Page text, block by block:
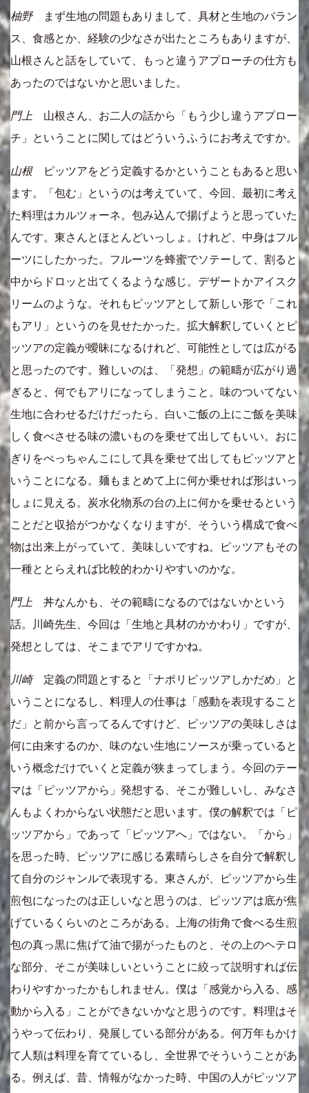
柚野まず生地の問題もありまして、具材と生地のバラン
ス、食感とか、経験の少なさが出たところもありますが、
山根さんと話をしていて、もっと違うアプローチの仕方も
あったのではないかと思いました。
門上 山根さん、お二人の話から「もう少し違うアプロー
チ」ということに関してはどういうふうにお考えですか。
山根ピッツアをどう定義するかということもあると思い
ます。「包む」というのは考えていて、今回、最初に考え
た料理はカルツォーネ。包み込んで揚げようと思っていた
んです。東さんとほとんどいっしょ。けれど、中身はフル
ーツにしたかった。フルーツを蜂蜜でソテーして、割ると
中からドロッと出てくるような感じ。デザートかアイスク
リームのような。それもピッツアとして新しい形で「これ
もアリ」というのを見せたかった。拡大解釈していくとピ
ッツアの定義が曖昧になるけれど、可能性としては広がる
と思ったのです。難しいのは、「発想」の範疇が広がり過
ぎると、何でもアリになってしまうこと。味のついてない
生地に合わせるだけだったら、白いご飯の上にご飯を美味
しく食べさせる味の濃いものを乗せて出してもいい。おに
ぎりをぺっちゃんこにして具を乗せて出してもピッツアと
いうことになる。麺もまとめて上に何か乗せれば形はいっ
しょに見える。炭水化物系の台の上に何かを乗せるという
ことだと収拾がつかなくなりますが、そういう構成で食べ
物は出来上がっていて、美味しいですね。ピッツアもその
一種ととらえれば比較的わかりやすいのかな。
門上 丼なんかも、その範疇になるのではないかという
話。川崎先生、今回は「生地と具材のかかわり」ですが、
発想としては、そこまでアリですかね。
川崎定義の問題とすると「ナポリピッツアしかだめ」と
いうことになるし、料理人の仕事は「感動を表現すること
だ」と前から言ってるんですけど、ピッツアの美味しさは
何に由来するのか、味のない生地にソースが乗っていると
いう概念だけでいくと定義が狭まってしまう。今回のテー
マは「ピッツアから」発想する、そこが難しいし、みなさ
んもよくわからない状態だと思います。僕の解釈では「ピ
ッツアから」であって「ピッツアへ」ではない。「から」
を思った時、ピッツアに感じる素晴らしさを自分で解釈し
て自分のジャンルで表現する。東さんが、ピッツアから生
煎包になったのは正しいなと思うのは、ピッツアは底が焦
げているくらいのところがある。上海の街角で食べる生煎
包の真っ黒に焦げて油で揚がったものと、その上のヘテロ
な部分、そこが美味しいということに絞って説明すれば伝
わりやすかったかもしれません。僕は「感覚から入る、感
動から入る」ことができないかなと思うのです。料理はそ
うやって伝わり、発展している部分がある。何万年もかけ
て人類は料理を育てているし、全世界でそういうことがあ
る。例えば、昔、情報がなかった時、中国の人がピッツア